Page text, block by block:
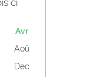
ci
Avr
Aoû
Dec